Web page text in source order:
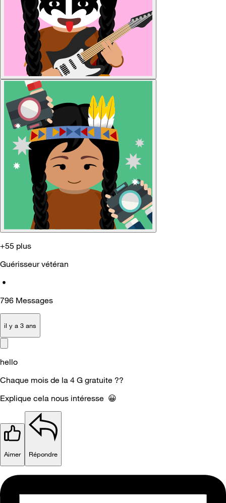
+55 plus
Guérisseur vétéran
•
796 Messages
il y a 3 ans
hello
Chaque mois de la 4 G gratuite ??
Explique cela nous intéresse 😀
Aimer Répondre